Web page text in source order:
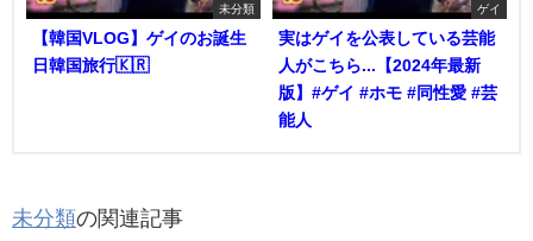
未分類
【韓国VLOG】ゲイのお誕生
日韓国旅行🇰🇷
ゲイ
実はゲイを公表している芸能
人がこちら...【2024年最新
版】#ゲイ #ホモ #同性愛 #芸
能人
未分類の関連記事